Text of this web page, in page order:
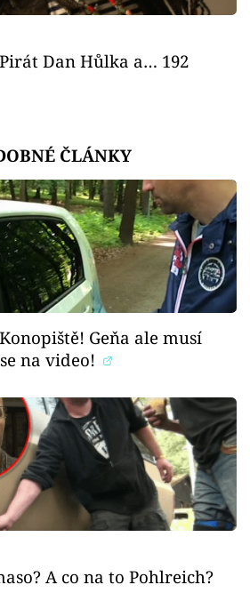
Dan Hůlka a… 192
ČLÁNKY
Geňa ale musí
na video!
A co na to Pohlreich?